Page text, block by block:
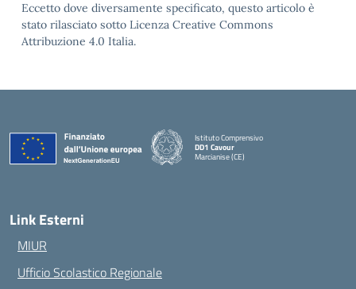
Eccetto dove diversamente specificato, questo articolo è
stato rilasciato sotto Licenza Creative Commons
Attribuzione 4.0 Italia.
Istituto Comprensivo
DD1 Cavour
Marcianise (CE)
Link Esterni
MIUR
Ufficio Scolastico Regionale